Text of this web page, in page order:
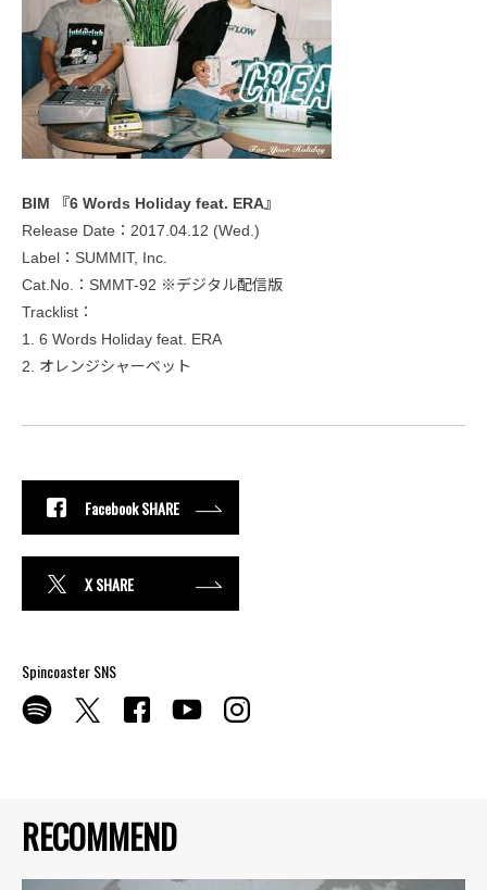
RECOMMEND
BIM 『6 Words Holiday feat. ERA』
Release Date：2017.04.12 (Wed.)
Label：SUMMIT, Inc.
Cat.No.：SMMT-92 ※デジタル配信版
Tracklist：
1. 6 Words Holiday feat. ERA
2. オレンジシャーベット
Facebook SHARE
X SHARE
Spincoaster SNS